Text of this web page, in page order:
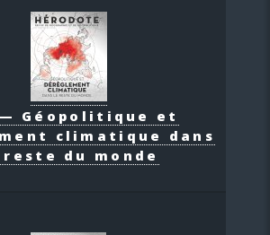
Géopolitique et
climatique dans
du monde